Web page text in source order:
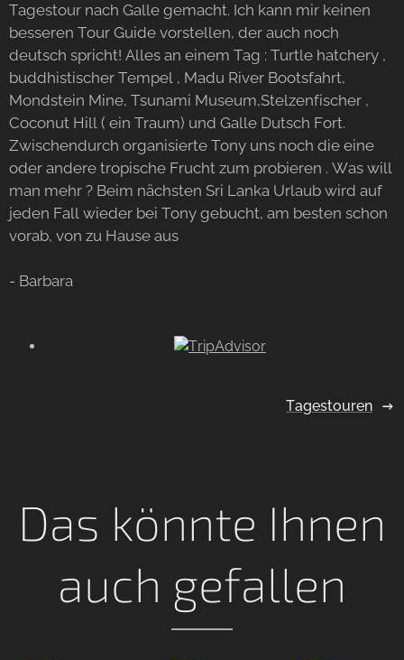
Tagestour nach Galle gemacht. Ich kann mir keinen
besseren Tour Guide vorstellen, der auch noch
deutsch spricht! Alles an einem Tag : Turtle hatchery ,
buddhistischer Tempel , Madu River Bootsfahrt,
Mondstein Mine, Tsunami Museum,Stelzenfischer ,
Coconut Hill ( ein Traum) und Galle Dutsch Fort.
Zwischendurch organisierte Tony uns noch die eine
oder andere tropische Frucht zum probieren . Was will
man mehr ? Beim nächsten Sri Lanka Urlaub wird auf
jeden Fall wieder bei Tony gebucht, am besten schon
vorab, von zu Hause aus 🙏🙏🙏
- Barbara
Tagestouren
Das könnte Ihnen
auch gefallen